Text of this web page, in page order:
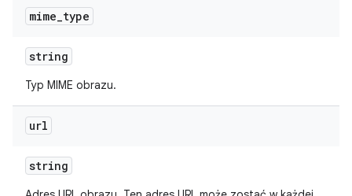
mime_type
string
Typ MIME obrazu.
url
string